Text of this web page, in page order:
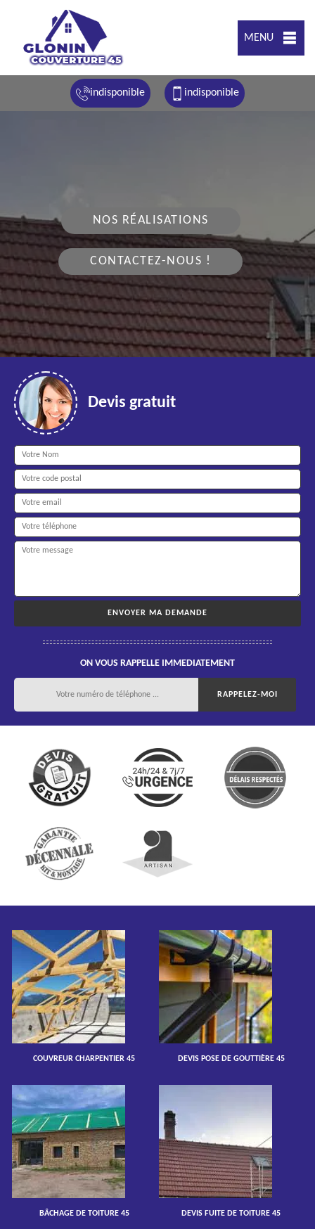
MENU
indisponible indisponible
NOS RÉALISATIONS
CONTACTEZ-NOUS !
Devis gratuit
ON VOUS RAPPELLE IMMEDIATEMENT
COUVREUR CHARPENTIER 45 DEVIS POSE DE GOUTTIÈRE 45
BÂCHAGE DE TOITURE 45 DEVIS FUITE DE TOITURE 45